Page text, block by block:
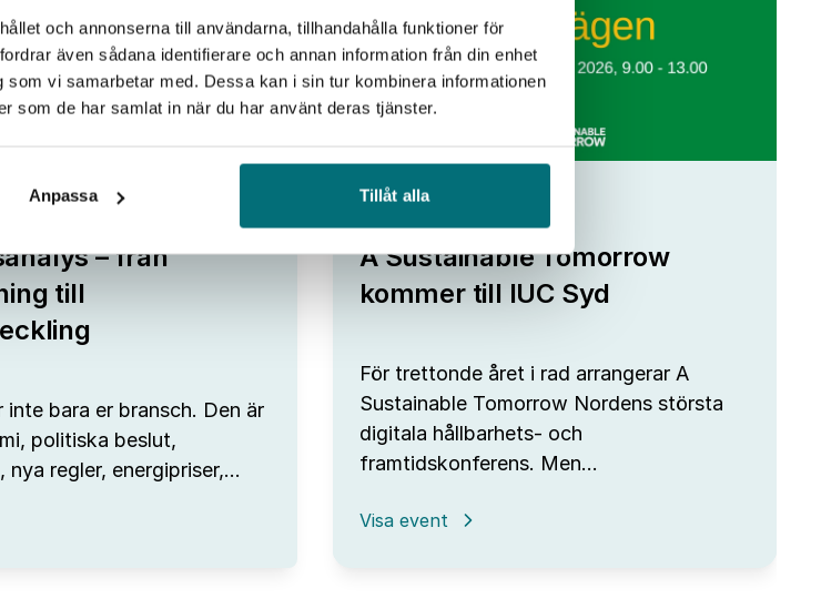
och annonserna till användarna, tillhandahålla funktioner för
även sådana identifierare och annan information från din enhet
vi samarbetar med. Dessa kan i sin tur kombinera informationen
som de har samlat in när du har använt deras tjänster.
Anpassa Tillåt alla
– från
till
inte bara er bransch. Den är
politiska beslut,
nya regler, energipriser,…
Fokus Tillväxt
A Sustainable Tomorrow
kommer till IUC Syd
För trettonde året i rad arrangerar A
Sustainable Tomorrow Nordens största
digitala hållbarhets- och
framtidskonferens. Men…
Visa event
: